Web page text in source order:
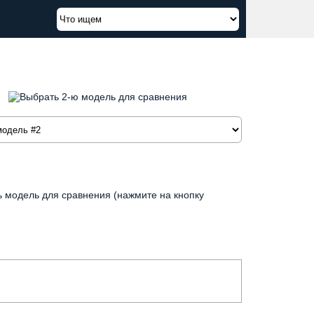
для сравнения (нажмите на кнопку